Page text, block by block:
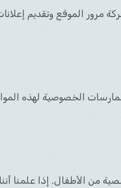
مرور الموقع وتقديم
ممارسات الخصوصية لهذه
لا نجمع عن قصد معلومات شخصية من